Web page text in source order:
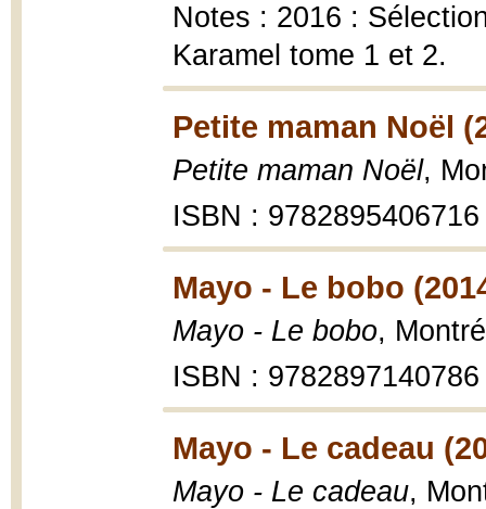
Notes : 2016 :
Karamel tome 1 et 2.
Petite maman Noël
Petite maman Noël,
ISBN : 9782895406716
Mayo - Le bobo
Mayo - Le bobo,
ISBN : 9782897140786
Mayo - Le cadeau
Mayo - Le cadeau,